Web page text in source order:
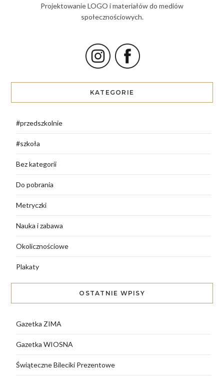
Projektowanie LOGO i materiałów do mediów
społecznościowych.
KATEGORIE
#przedszkolnie
#szkoła
Bez kategorii
Do pobrania
Metryczki
Nauka i zabawa
Okolicznościowe
Plakaty
OSTATNIE WPISY
Gazetka ZIMA
Gazetka WIOSNA
Świąteczne Bileciki Prezentowe